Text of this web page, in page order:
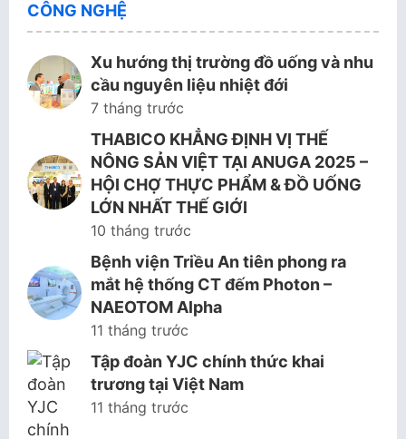
CÔNG NGHỆ
Xu hướng thị trường đồ uống và nhu
cầu nguyên liệu nhiệt đới
7 tháng trước
THABICO KHẲNG ĐỊNH VỊ THẾ
NÔNG SẢN VIỆT TẠI ANUGA 2025 –
HỘI CHỢ THỰC PHẨM & ĐỒ UỐNG
LỚN NHẤT THẾ GIỚI
10 tháng trước
Bệnh viện Triều An tiên phong ra
mắt hệ thống CT đếm Photon –
NAEOTOM Alpha
11 tháng trước
Tập đoàn YJC chính thức khai
trương tại Việt Nam
11 tháng trước